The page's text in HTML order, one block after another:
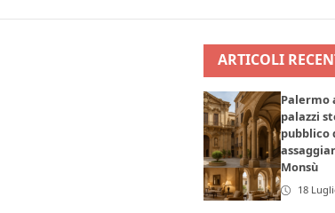
ARTICOLI
Palermo
palazzi
pubblico
Monsù
18